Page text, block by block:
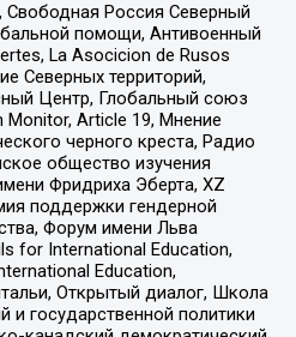
Россия Северный
помощи, Антивоенный
La Asocicion de Rusos
Северных территорий,
Центр, Глобальный союз
Monitor, Article 19, Мнение
черного креста, Радио
общество изучения
Фридриха Эберта, XZ
поддержки гендерной
Форум имени Льва
for International Education,
Education,
Открытый диалог, Школа
государственной политики